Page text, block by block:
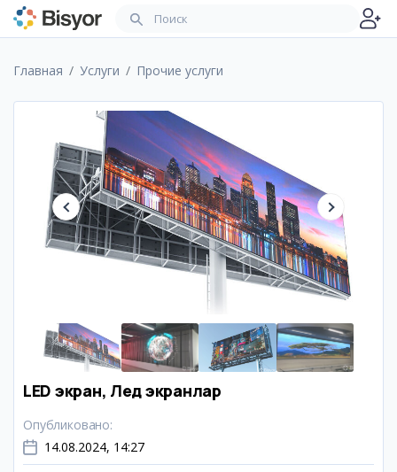
Главная Услуги Прочие услуги
LED экран, Лед экранлар
Опубликовано:
14.08.2024, 14:27